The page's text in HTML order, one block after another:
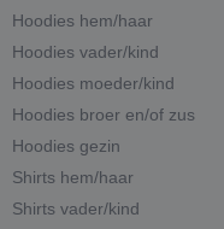
Hoodies hem/haar
Hoodies vader/kind
Hoodies moeder/kind
Hoodies broer en/of zus
Hoodies gezin
Shirts hem/haar
Shirts vader/kind